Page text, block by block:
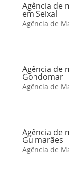
Agência de
em Seixal
Agência de
Agência de
Gondomar
Agência de
Agência de
Guimarães
Agência de